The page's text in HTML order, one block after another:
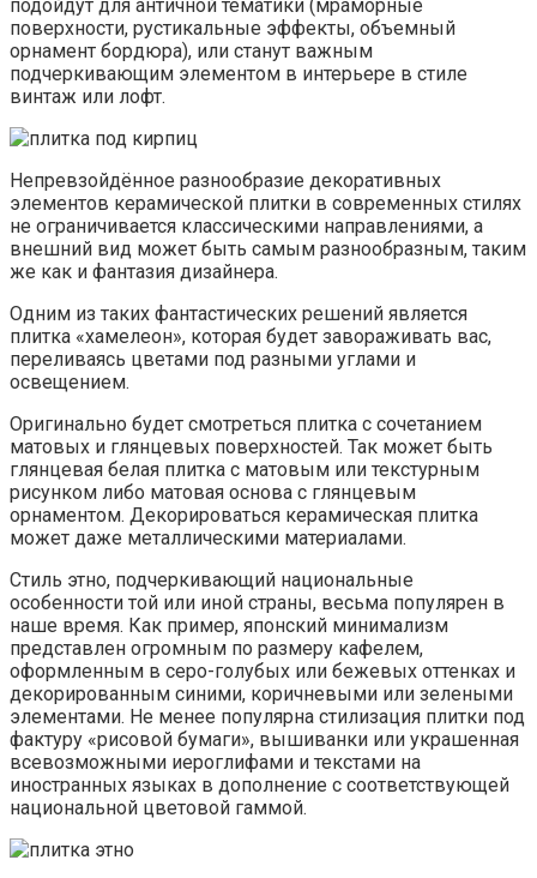
подойдут для античной тематики (мраморные
поверхности, рустикальные эффекты, объемный
орнамент бордюра), или станут важным
подчеркивающим элементом в интерьере в стиле
винтаж или лофт.
Непревзойдённое разнообразие декоративных
элементов керамической плитки в современных стилях
не ограничивается классическими направлениями, а
внешний вид может быть самым разнообразным, таким
же как и фантазия дизайнера.
Одним из таких фантастических решений является
плитка «хамелеон», которая будет завораживать вас,
переливаясь цветами под разными углами и
освещением.
Оригинально будет смотреться плитка с сочетанием
матовых и глянцевых поверхностей. Так может быть
глянцевая белая плитка с матовым или текстурным
рисунком либо матовая основа с глянцевым
орнаментом. Декорироваться керамическая плитка
может даже металлическими материалами.
Стиль этно, подчеркивающий национальные
особенности той или иной страны, весьма популярен в
наше время. Как пример, японский минимализм
представлен огромным по размеру кафелем,
оформленным в серо-голубых или бежевых оттенках и
декорированным синими, коричневыми или зелеными
элементами. Не менее популярна стилизация плитки под
фактуру «рисовой бумаги», вышиванки или украшенная
всевозможными иероглифами и текстами на
иностранных языках в дополнение с соответствующей
национальной цветовой гаммой.